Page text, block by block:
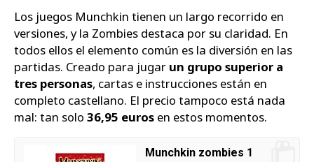
Los juegos Munchkin tienen un largo recorrido en
versiones, y la Zombies destaca por su claridad. En
todos ellos el elemento común es la diversión en las
partidas. Creado para jugar un grupo superior a
tres personas, cartas e instrucciones están en
completo castellano. El precio tampoco está nada
mal: tan solo 36,95 euros en estos momentos.
Munchkin zombies 1